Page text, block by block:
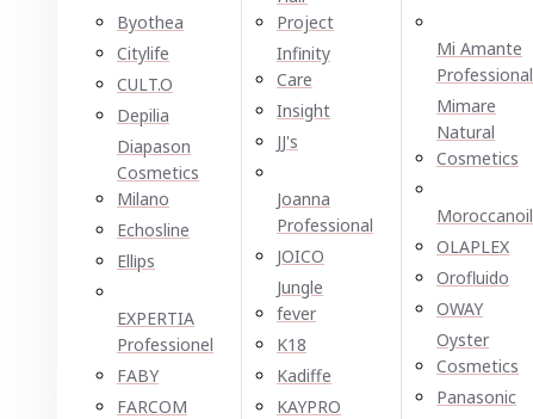
Byothea
Citylife
CULT.O
Depilia
Diapason
Cosmetics
Milano
Echosline
Ellірѕ
EXPERTIA
Professionel
FABY
FARCOM
Project
Infinity
Care
Insight
JJ's
Joanna
Professional
JOICO
Jungle
fever
K18
Kadiffe
KAYPRO
Mi Amante
Professional
Mimare
Natural
Cosmetics
Moroccanoil
OLAPLEX
Orofluido
OWAY
Oyster
Cosmetics
Panasonic